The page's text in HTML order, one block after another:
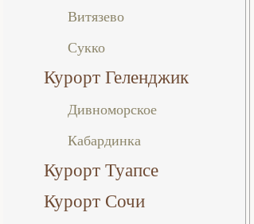
Витязево
Сукко
Курорт Геленджик
Дивноморское
Кабардинка
Курорт Туапсе
Курорт Сочи